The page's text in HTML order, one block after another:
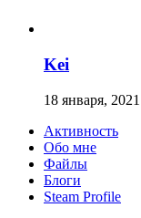
Kei
18 января, 2021
Активность
Обо мне
Файлы
Блоги
Steam Profile